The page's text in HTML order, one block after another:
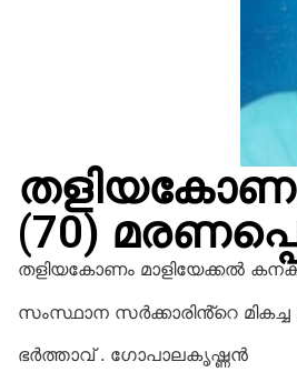
(70)
തളിയകോണം മാളിയേക്കൽ
സംസ്ഥാന സർക്കാരിൻ്റെ
ഭർത്താവ് . ഗോപാലകൃഷ്ണൻ